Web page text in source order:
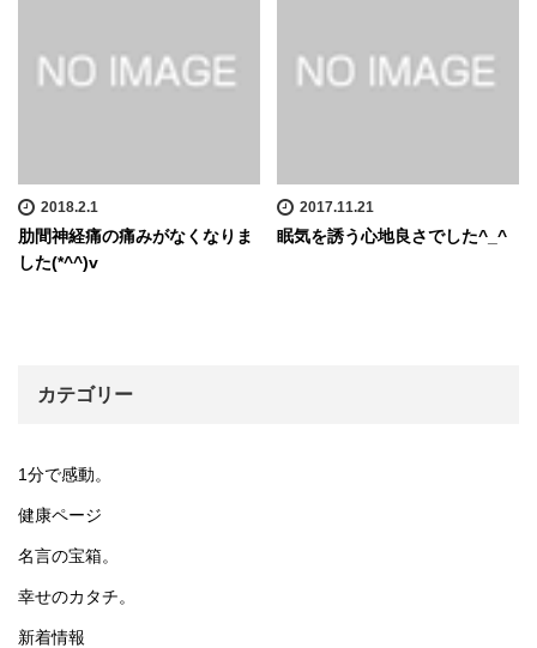
2018.2.1
肋間神経痛の痛みがなくなりま
した(*^^)v
2017.11.21
眠気を誘う心地良さでした^_^
カテゴリー
1分で感動。
健康ページ
名言の宝箱。
幸せのカタチ。
新着情報